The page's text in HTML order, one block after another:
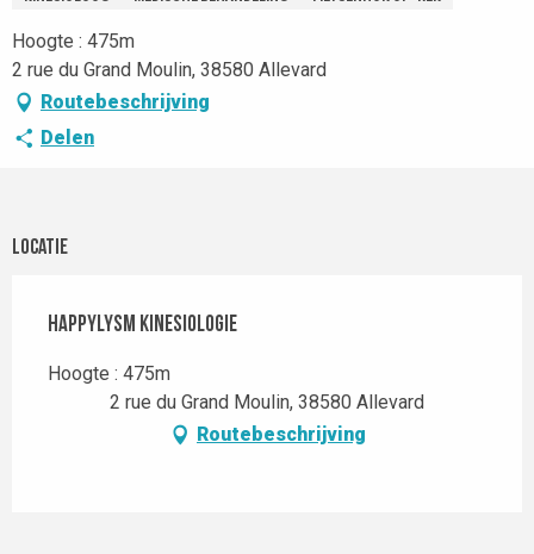
Hoogte : 475m
2 rue du Grand Moulin, 38580 Allevard
Routebeschrijving
Delen
Locatie
Happylysm Kinesiologie
Hoogte : 475m
2 rue du Grand Moulin, 38580 Allevard
Routebeschrijving